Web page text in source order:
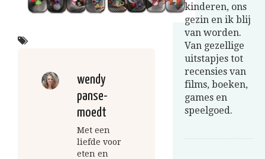
wendy
panse-
moedt
Met een
liefde voor
eten en
kinderen, ons
gezin en ik blij
van worden.
Van gezellige
uitstapjes tot
recensies van
films, boeken,
games en
speelgoed.